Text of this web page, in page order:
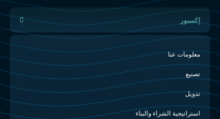
إكسبور
معلومات عنا
تصنيع
تدويل
استراتيجية الشراء والبناء